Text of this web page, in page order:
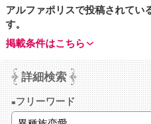
アルファポリスで投稿されてい
す。
掲載条件はこちら
詳細検索
フリーワード